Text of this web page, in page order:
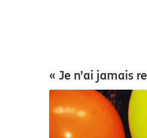
« Je n’ai jamais